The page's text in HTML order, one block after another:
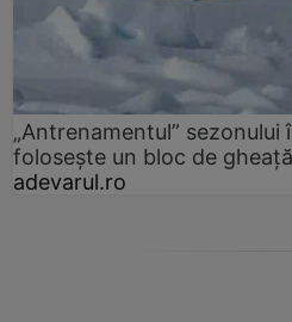
„Antrenamentul”
folosește un bloc de
adevarul.ro